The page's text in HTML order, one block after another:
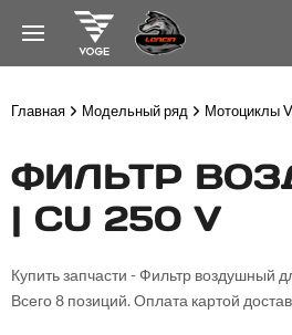
Главная Модельный ряд Мотоциклы
ФИЛЬТР
| CU 250 V
Купить запчасти - Фильтр воздушный
Всего 8 позиций. Оплата картой